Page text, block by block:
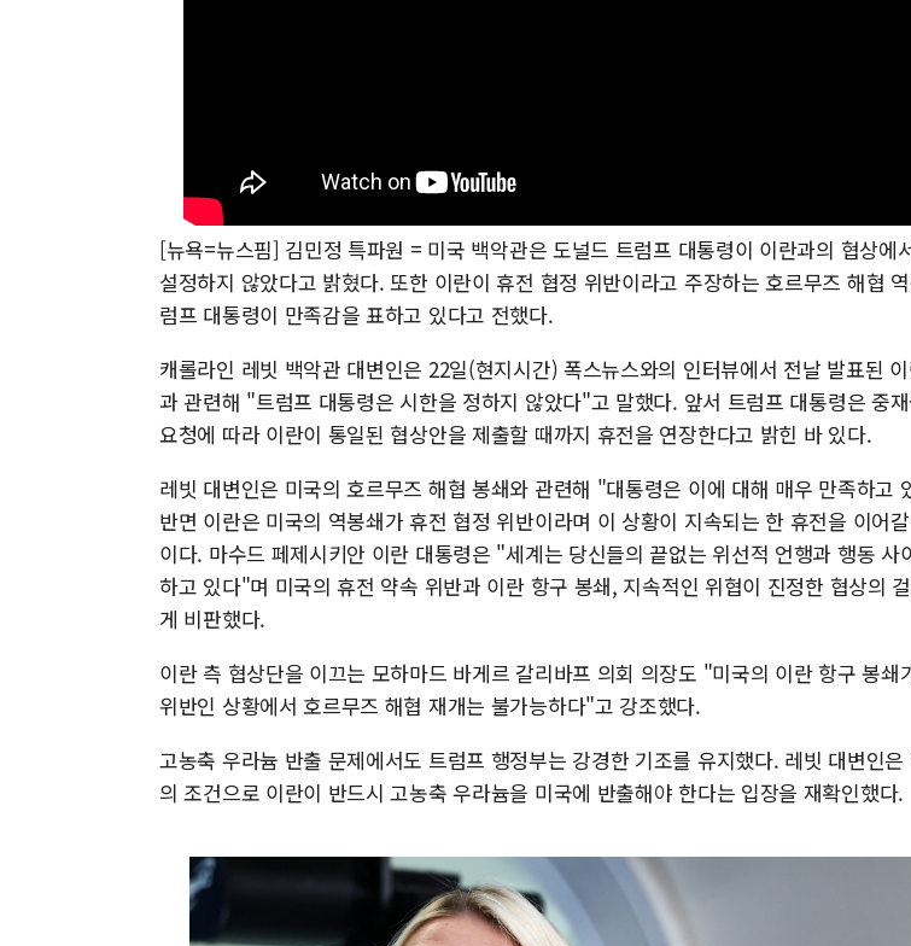
[뉴욕=뉴스핌] 김민정 특파원 = 미국 백악관은 도널드 트럼프 대통령이 이란과의 협상에
설정하지 않았다고 밝혔다. 또한 이란이 휴전 협정 위반이라고 주장하는 호르무즈 해협
럼프 대통령이 만족감을 표하고 있다고 전했다.
캐롤라인 레빗 백악관 대변인은 22일(현지시간) 폭스뉴스와의 인터뷰에서 전날 발표된
과 관련해 "트럼프 대통령은 시한을 정하지 않았다"고 말했다. 앞서 트럼프 대통령은 중
요청에 따라 이란이 통일된 협상안을 제출할 때까지 휴전을 연장한다고 밝힌 바 있다.
레빗 대변인은 미국의 호르무즈 해협 봉쇄와 관련해 "대통령은 이에 대해 매우 만족하고
반면 이란은 미국의 역봉쇄가 휴전 협정 위반이라며 이 상황이 지속되는 한 휴전을 이어
이다. 마수드 페제시키안 이란 대통령은 "세계는 당신들의 끝없는 위선적 언행과 행동 사
하고 있다"며 미국의 휴전 약속 위반과 이란 항구 봉쇄, 지속적인 위협이 진정한 협상의
게 비판했다.
이란 측 협상단을 이끄는 모하마드 바게르 갈리바프 의회 의장도 "미국의 이란 항구 봉쇄
위반인 상황에서 호르무즈 해협 재개는 불가능하다"고 강조했다.
고농축 우라늄 반출 문제에서도 트럼프 행정부는 강경한 기조를 유지했다. 레빗 대변인은
의 조건으로 이란이 반드시 고농축 우라늄을 미국에 반출해야 한다는 입장을 재확인했다.